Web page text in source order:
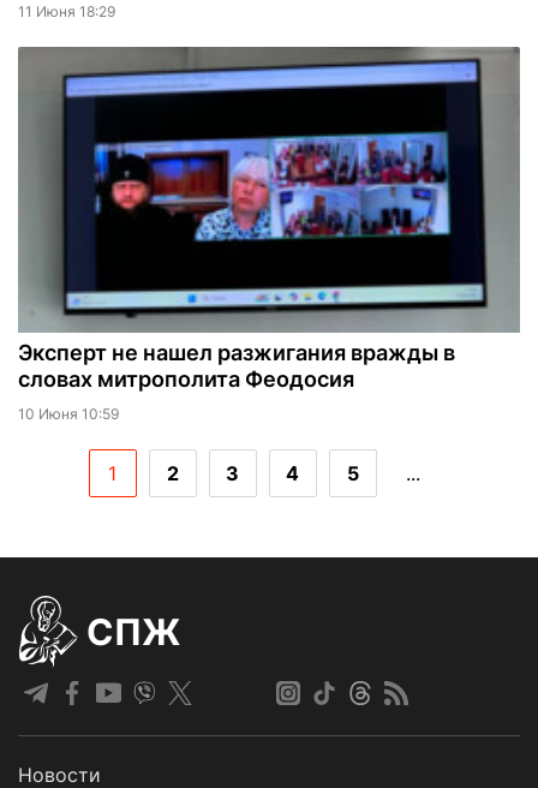
11 Июня 18:29
Эксперт не нашел разжигания вражды в
словах митрополита Феодосия
10 Июня 10:59
1 2 3 4 5 ...
СПЖ
Новости